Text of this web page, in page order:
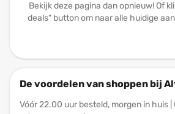
Bekijk deze pagina dan opnieuw! Of
deals" button om naar alle huidige
De voordelen van shoppen bij
Vóór 22.00 uur besteld, morgen in huis |